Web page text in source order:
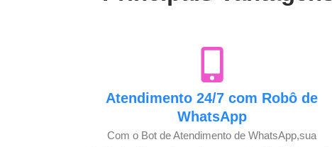
Atendimento 24/7 com Robô de
WhatsApp
Com o Bot de Atendimento de WhatsApp,sua